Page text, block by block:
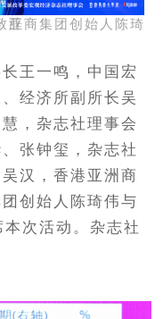
主办方致辞
王一鸣，中国宏
经济所副所长吴
，杂志社理事会
张钟玺，杂志社
汉，香港亚洲商
创始人陈琦伟与
次活动。杂志社